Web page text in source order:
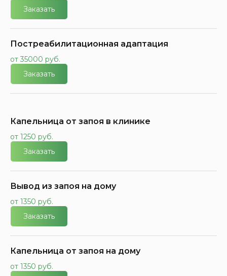
Заказать
Постреабилитационная адаптация
от 35000 руб.
Заказать
Капельница от запоя в клинике
от 1250 руб.
Заказать
Вывод из запоя на дому
от 1350 руб.
Заказать
Капельница от запоя на дому
от 1350 руб.